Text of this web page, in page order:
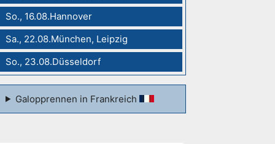
So., 16.08.Hannover
Sa., 22.08.München, Leipzig
So., 23.08.Düsseldorf
Galopprennen in Frankreich